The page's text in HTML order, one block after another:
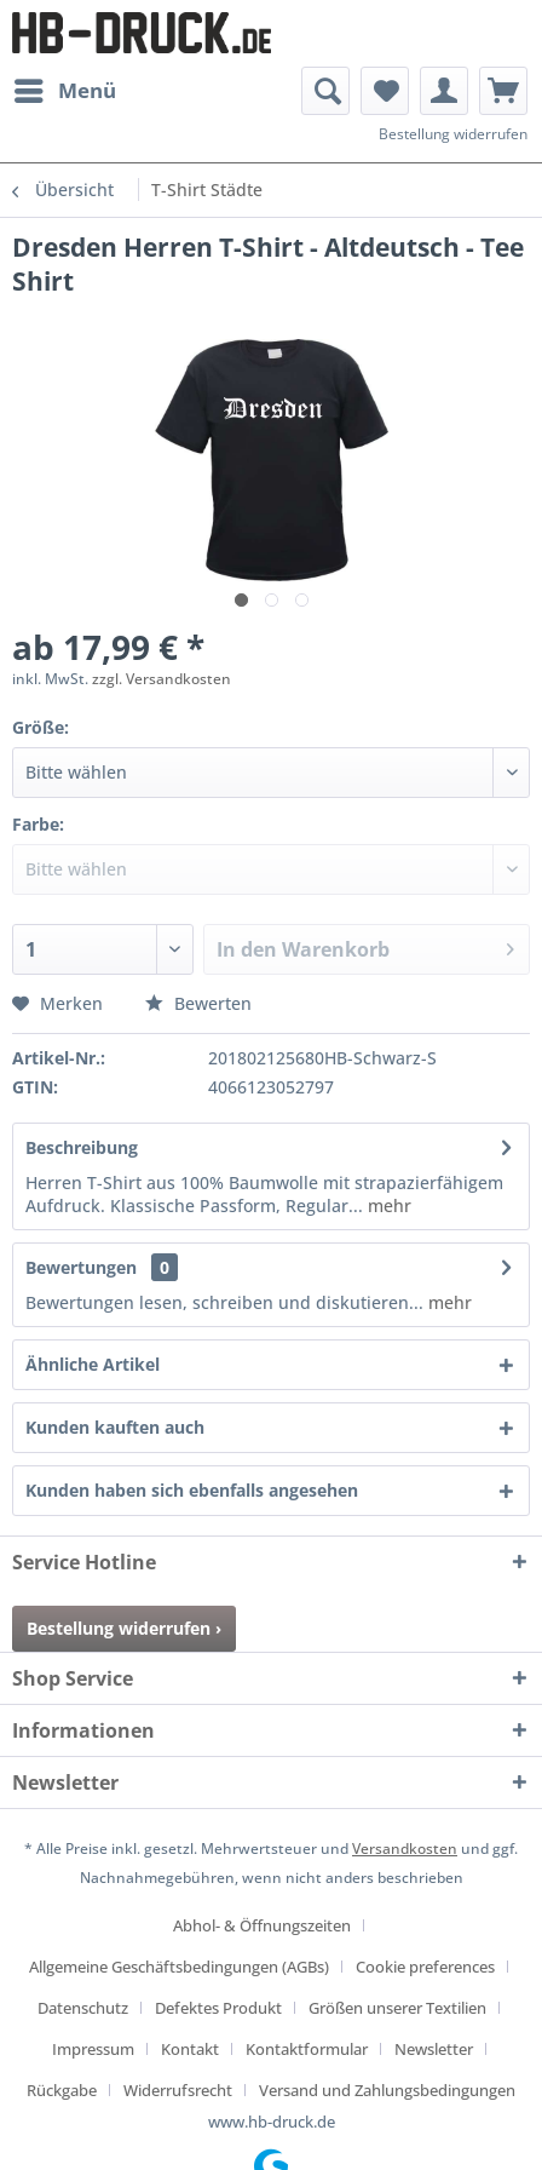
Menü
Bestellung widerrufen
Übersicht T-Shirt Städte
Dresden Herren T-Shirt - Altdeutsch - Tee
Shirt
ab 17,99 € *
inkl. MwSt.zzgl. Versandkosten
Größe:
Farbe:
In den Warenkorb
Merken Bewerten
Artikel-Nr.:
201802125680HB-Schwarz-S
GTIN:
4066123052797
Beschreibung
Herren T-Shirt aus 100% Baumwolle mit strapazierfähigem
Aufdruck. Klassische Passform, Regular... mehr
Bewertungen
0
Bewertungen lesen, schreiben und diskutieren... mehr
Ähnliche Artikel
Kunden kauften auch
Kunden haben sich ebenfalls angesehen
Service Hotline
Bestellung widerrufen ›
Shop Service
Informationen
Newsletter
* Alle Preise inkl. gesetzl. Mehrwertsteuer undVersandkosten und ggf.
Nachnahmegebühren, wenn nicht anders beschrieben
Abhol- & Öffnungszeiten
Allgemeine Geschäftsbedingungen (AGBs)
Cookie preferences
Datenschutz
Defektes Produkt
Größen unserer Textilien
Impressum
Kontakt Kontaktformular
Newsletter
Rückgabe
Widerrufsrecht
Versand und Zahlungsbedingungen
www.hb-druck.de